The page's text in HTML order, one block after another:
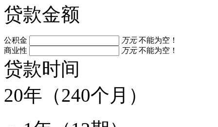
贷款金额
公积金 万元 不能为空！
商业性
万元 不能为空！
贷款时间
20年（240个月）